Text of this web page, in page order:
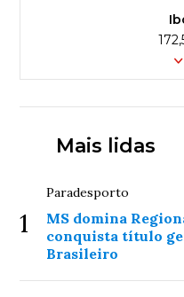
Mais lidas
1
Paradesporto
MS domina
conquista título
Brasileiro